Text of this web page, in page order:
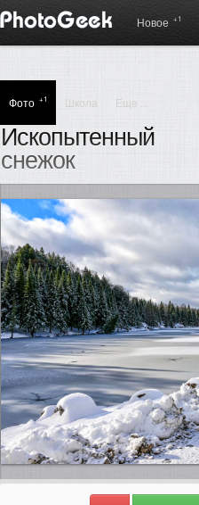
Новое +1
Фото +1 Школа Еще ...
Ископытенный
снежок